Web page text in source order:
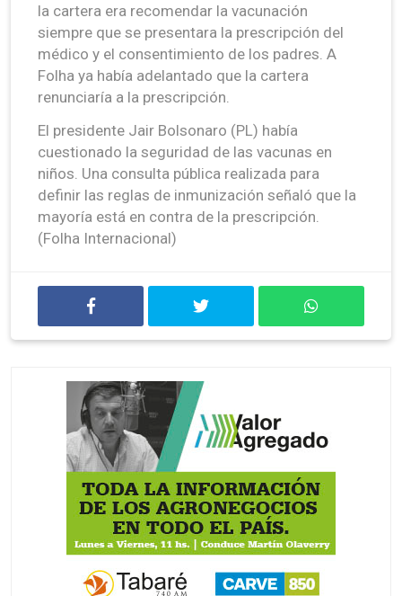
la cartera era recomendar la vacunación
siempre que se presentara la prescripción del
médico y el consentimiento de los padres. A
Folha ya había adelantado que la cartera
renunciaría a la prescripción.
El presidente Jair Bolsonaro (PL) había
cuestionado la seguridad de las vacunas en
niños. Una consulta pública realizada para
definir las reglas de inmunización señaló que la
mayoría está en contra de la prescripción.
(Folha Internacional)